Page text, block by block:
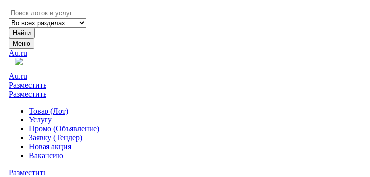
Найти
Меню
Au.ru
Au.ru
Разместить
Разместить
Товар (Лот)
Услугу
Промо (Объявление)
Заявку (Тендер)
Новая акция
Вакансию
Разместить